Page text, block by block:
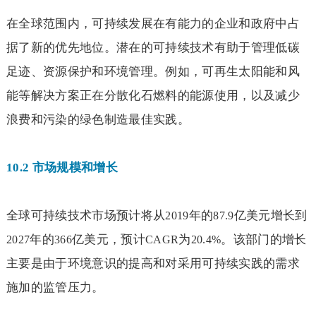
在全球范围内，可持续发展在有能力的企业和政府中占
据了新的优先地位。潜在的可持续技术有助于管理低碳
足迹、资源保护和环境管理。例如，可再生太阳能和风
能等解决方案正在分散化石燃料的能源使用，以及减少
浪费和污染的绿色制造最佳实践。
10.2 市场规模和增长
全球可持续技术市场预计将从2019年的87.9亿美元增长到
2027年的366亿美元，预计CAGR为20.4%。该部门的增长
主要是由于环境意识的提高和对采用可持续实践的需求
施加的监管压力。